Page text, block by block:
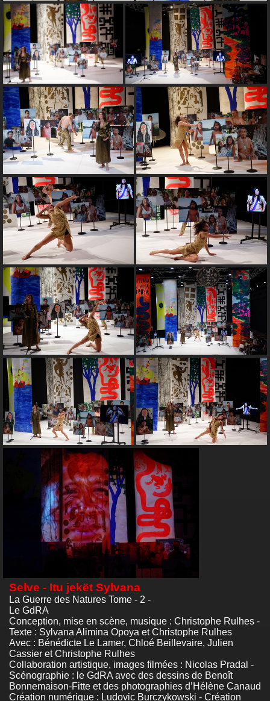
Selve - Itu jekët Sylvana
La Guerre des Natures Tome - 2 -
Le GdRA
Conception, mise en scène, musique : Christophe Rulhes -
Texte : Sylvana Alimina Opoya et Christophe Rulhes
Avec : Bénédicte Le Lamer, Chloé Beillevaire, Julien
Cassier et Christophe Rulhes
Collaboration artistique, images filmées : Nicolas Pradal -
Scénographie : le GdRA avec des dessins de Benoît
Bonnemaison-Fitte et des photographies d’Hélène Canaud
Création numérique : Ludovic Burczykowski - Création